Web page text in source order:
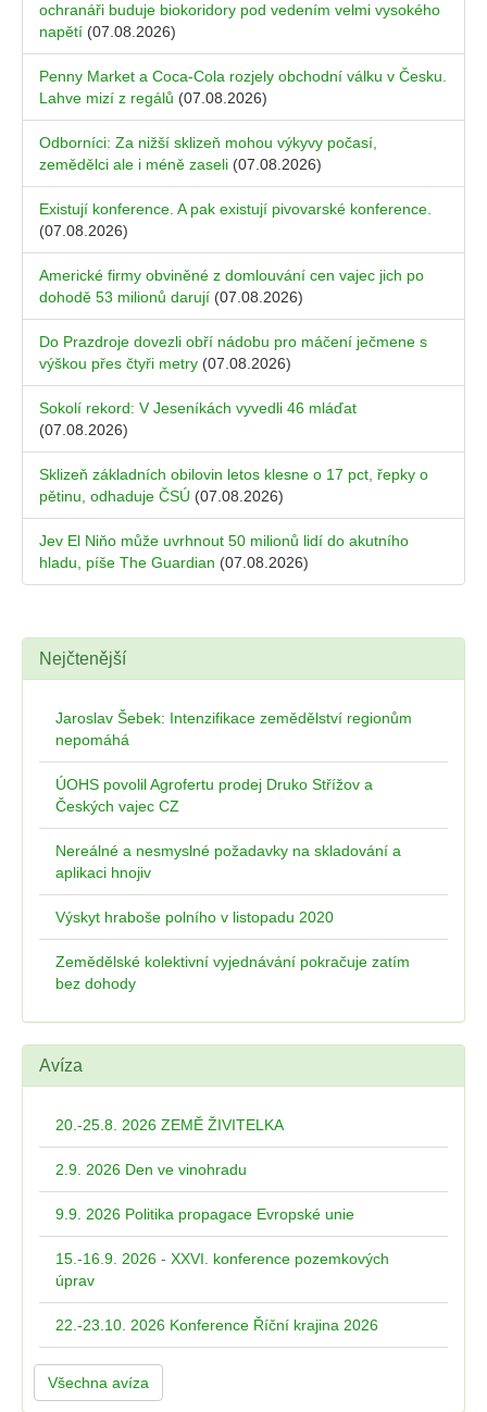
ochranáři buduje biokoridory pod vedením velmi vysokého
napětí (07.08.2026)
Penny Market a Coca-Cola rozjely obchodní válku v Česku.
Lahve mizí z regálů (07.08.2026)
Odborníci: Za nižší sklizeň mohou výkyvy počasí,
zemědělci ale i méně zaseli (07.08.2026)
Existují konference. A pak existují pivovarské konference.
(07.08.2026)
Americké firmy obviněné z domlouvání cen vajec jich po
dohodě 53 milionů darují (07.08.2026)
Do Prazdroje dovezli obří nádobu pro máčení ječmene s
výškou přes čtyři metry (07.08.2026)
Sokolí rekord: V Jeseníkách vyvedli 46 mláďat
(07.08.2026)
Sklizeň základních obilovin letos klesne o 17 pct, řepky o
pětinu, odhaduje ČSÚ (07.08.2026)
Jev El Niňo může uvrhnout 50 milionů lidí do akutního
hladu, píše The Guardian (07.08.2026)
Nejčtenější
Jaroslav Šebek: Intenzifikace zemědělství regionům
nepomáhá
ÚOHS povolil Agrofertu prodej Druko Střížov a
Českých vajec CZ
Nereálné a nesmyslné požadavky na skladování a
aplikaci hnojiv
Výskyt hraboše polního v listopadu 2020
Zemědělské kolektivní vyjednávání pokračuje zatím
bez dohody
Avíza
20.-25.8. 2026 ZEMĚ ŽIVITELKA
2.9. 2026 Den ve vinohradu
9.9. 2026 Politika propagace Evropské unie
15.-16.9. 2026 - XXVI. konference pozemkových
úprav
22.-23.10. 2026 Konference Říční krajina 2026
Všechna avíza